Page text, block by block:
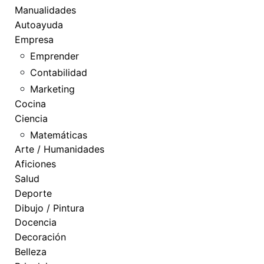
Manualidades
Autoayuda
Empresa
Emprender
Contabilidad
Marketing
Cocina
Ciencia
Matemáticas
Arte / Humanidades
Aficiones
Salud
Deporte
Dibujo / Pintura
Docencia
Decoración
Belleza